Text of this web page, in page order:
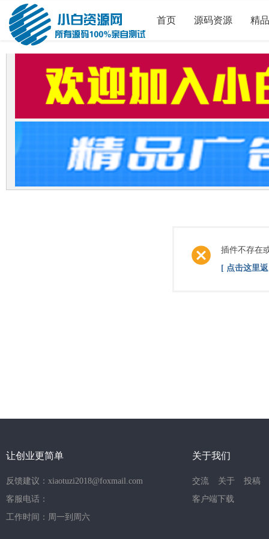
首页 源码资源 精
插件不存在
[ 点击这里
让创业更简单
反馈建议：xiaotuzi2018@foxmail.com
客服电话：
工作时间：周一到周六
关于我们
交流 关于
投稿
客户端下载